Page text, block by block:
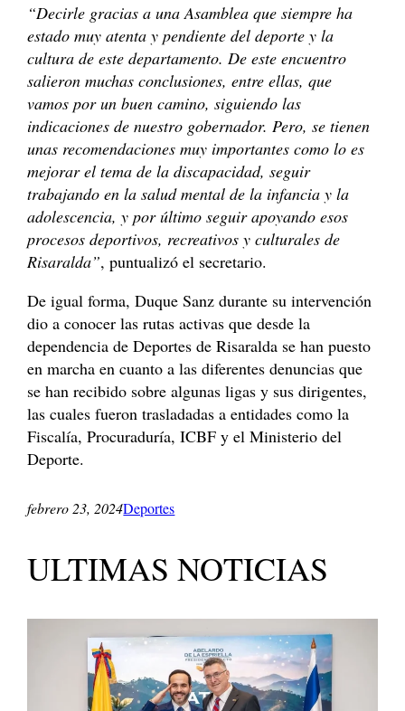
“Decirle gracias a una Asamblea que siempre ha
estado muy atenta y pendiente del deporte y la
cultura de este departamento. De este encuentro
salieron muchas conclusiones, entre ellas, que
vamos por un buen camino, siguiendo las
indicaciones de nuestro gobernador. Pero, se tienen
unas recomendaciones muy importantes como lo es
mejorar el tema de la discapacidad, seguir
trabajando en la salud mental de la infancia y la
adolescencia, y por último seguir apoyando esos
procesos deportivos, recreativos y culturales de
Risaralda”, puntualizó el secretario.
De igual forma, Duque Sanz durante su intervención
dio a conocer las rutas activas que desde la
dependencia de Deportes de Risaralda se han puesto
en marcha en cuanto a las diferentes denuncias que
se han recibido sobre algunas ligas y sus dirigentes,
las cuales fueron trasladadas a entidades como la
Fiscalía, Procuraduría, ICBF y el Ministerio del
Deporte.
febrero 23, 2024Deportes
ULTIMAS NOTICIAS